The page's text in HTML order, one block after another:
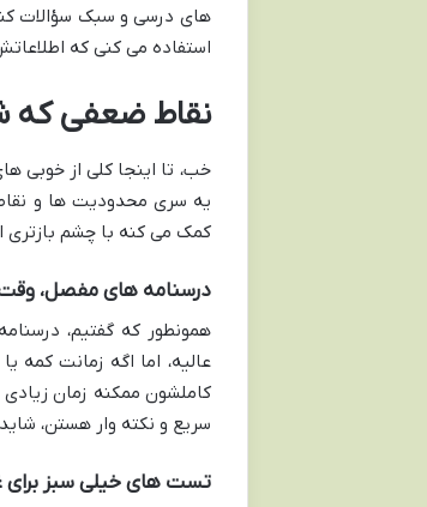
های درسی و سبک سؤالات
استفاده می کنی که
نقاط ضعفی که
خب، تا اینجا کلی از خوبی
یه سری محدودیت ها و
کمک می کنه با چشم بازتری
درسنامه های مفصل، وقت
همونطور که گفتیم،
عالیه، اما اگه زمانت
کاملشون ممکنه زمان زیادی
سریع و نکته وار هستن،
تست های خیلی سبز برای